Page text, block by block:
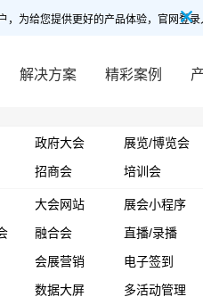
，为给您提供更好的产品体验，官网登
解决方案 精彩案例
政府大会
展览/博览会
招商会 培训会
大会网站
展会小程序
融合会
直播/录播
会展营销
电子签到
数据大屏 多活动管理